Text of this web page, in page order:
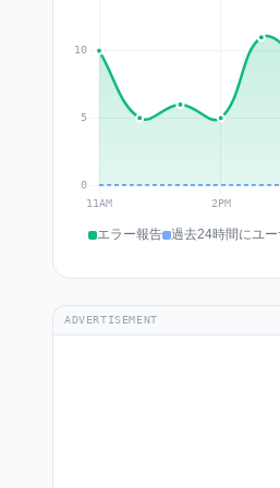
エラー報告 過去24時間にユ
ADVERTISEMENT